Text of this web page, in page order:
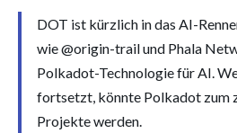
DOT ist kürzlich in das AI-
wie @origin-trail und Phala
Polkadot-Technologie für AI.
fortsetzt, könnte Polkadot zum
Projekte werden.